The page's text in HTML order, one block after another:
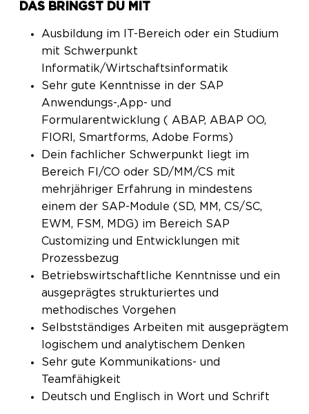
DAS BRINGST DU MIT
Ausbildung im IT-Bereich oder ein Studium
mit Schwerpunkt
Informatik/Wirtschaftsinformatik
Sehr gute Kenntnisse in der SAP
Anwendungs-,App- und
Formularentwicklung ( ABAP, ABAP OO,
FIORI, Smartforms, Adobe Forms)
Dein fachlicher Schwerpunkt liegt im
Bereich FI/CO oder SD/MM/CS mit
mehrjähriger Erfahrung in mindestens
einem der SAP-Module (SD, MM, CS/SC,
EWM, FSM, MDG) im Bereich SAP
Customizing und Entwicklungen mit
Prozessbezug
Betriebswirtschaftliche Kenntnisse und ein
ausgeprägtes strukturiertes und
methodisches Vorgehen
Selbstständiges Arbeiten mit ausgeprägtem
logischem und analytischem Denken
Sehr gute Kommunikations- und
Teamfähigkeit
Deutsch und Englisch in Wort und Schrift